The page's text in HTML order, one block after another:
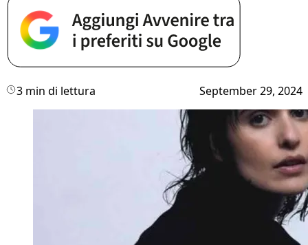
3 min di lettura September 29, 2024